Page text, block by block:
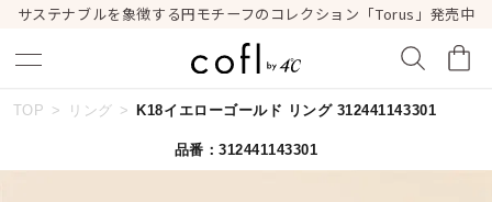
サステナブルを象徴する円モチーフのコレクション「Torus」発売中
キーワードで検索する
TOP リング K18イエローゴールド リング 312441143301
品番：312441143301